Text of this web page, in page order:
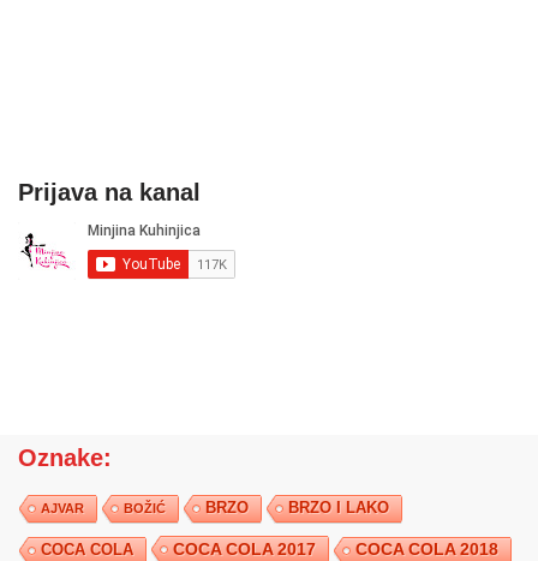
Prijava na kanal
Oznake:
AJVAR BOŽIĆ BRZO BRZO I LAKO
COCA COLA COCA COLA 2017 COCA COLA 2018